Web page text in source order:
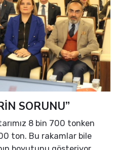
SORUNU”
8 bin 700 tonken
ton. Bu rakamlar bile